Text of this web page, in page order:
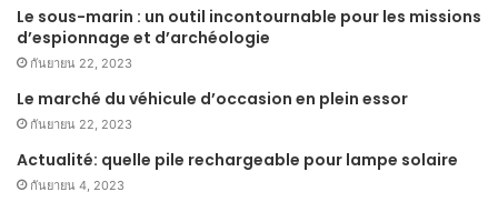
Le sous-marin : un outil incontournable pour les missions
d’espionnage et d’archéologie
กันยายน 22, 2023
Le marché du véhicule d’occasion en plein essor
กันยายน 22, 2023
Actualité: quelle pile rechargeable pour lampe solaire
กันยายน 4, 2023